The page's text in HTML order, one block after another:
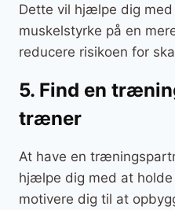
Dette vil hjælpe dig
muskelstyrke på en
reducere risikoen for
5. Find en
træner
At have en
hjælpe dig med at
motivere dig til at